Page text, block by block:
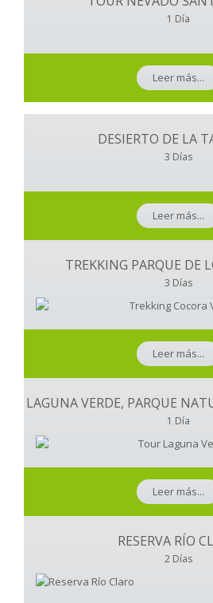
1 Día
Leer más...
DESIERTO DE LA
3 Días
Leer más...
TREKKING PARQUE DE
3 Días
Leer más...
LAGUNA VERDE, PARQUE
1 Día
Leer más...
RESERVA RÍO
2 Días